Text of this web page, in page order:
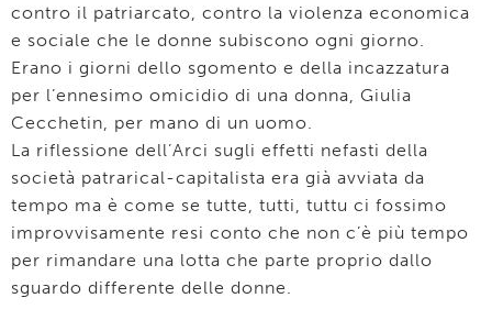
contro il patriarcato, contro la violenza economica
e sociale che le donne subiscono ogni giorno.
Erano i giorni dello sgomento e della incazzatura
per l’ennesimo omicidio di una donna, Giulia
Cecchetin, per mano di un uomo.
La riflessione dell’Arci sugli effetti nefasti della
società patrarical-capitalista era già avviata da
tempo ma è come se tutte, tutti, tuttu ci fossimo
improvvisamente resi conto che non c’è più tempo
per rimandare una lotta che parte proprio dallo
sguardo differente delle donne.